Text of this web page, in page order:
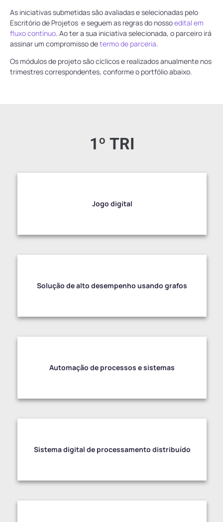
As iniciativas submetidas são avaliadas e selecionadas pelo
Escritório de Projetos e seguem as regras do nossoedital em
fluxo contínuo. Ao ter a sua iniciativa selecionada, o parceiro irá
assinar um compromisso determo de parceria.
Os módulos de projeto são cíclicos e realizados anualmente nos
trimestres correspondentes, conforme o portfólio abaixo.
1º TRI
Jogo digital
Solução de alto desempenho usando grafos
Automação de processos e sistemas
Sistema digital de processamento distribuído